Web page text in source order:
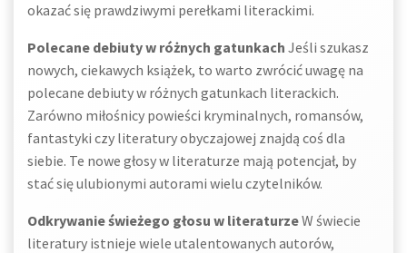
okazać się prawdziwymi perełkami literackimi.
Polecane debiuty w różnych gatunkach Jeśli szukasz
nowych, ciekawych książek, to warto zwrócić uwagę na
polecane debiuty w różnych gatunkach literackich.
Zarówno miłośnicy powieści kryminalnych, romansów,
fantastyki czy literatury obyczajowej znajdą coś dla
siebie. Te nowe głosy w literaturze mają potencjał, by
stać się ulubionymi autorami wielu czytelników.
Odkrywanie świeżego głosu w literaturzeW świecie
literatury istnieje wiele utalentowanych autorów,